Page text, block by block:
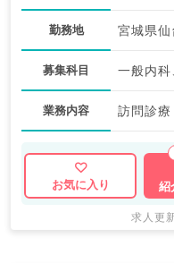
勤務地 宮城県
募集科目 一般内科
業務内容 訪問診療
お気に入り
紹
求人更